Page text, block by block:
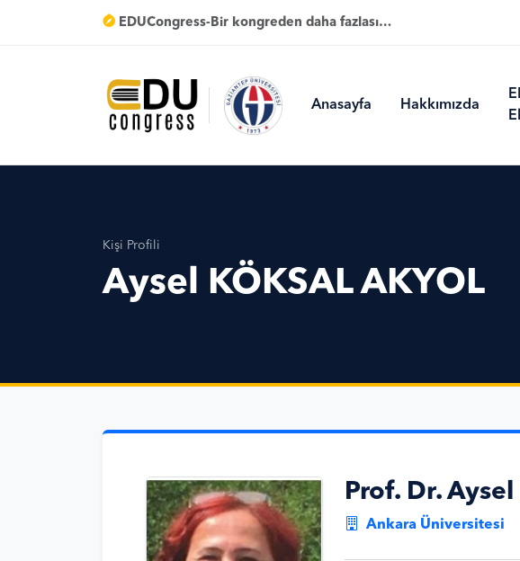
EDUCongress-Bir kongreden daha fazlası…
Anasayfa Hakkımızda
Kişi Profili
Aysel KÖKSAL AKYOL
Prof. Dr.
Ankara Üniversitesi